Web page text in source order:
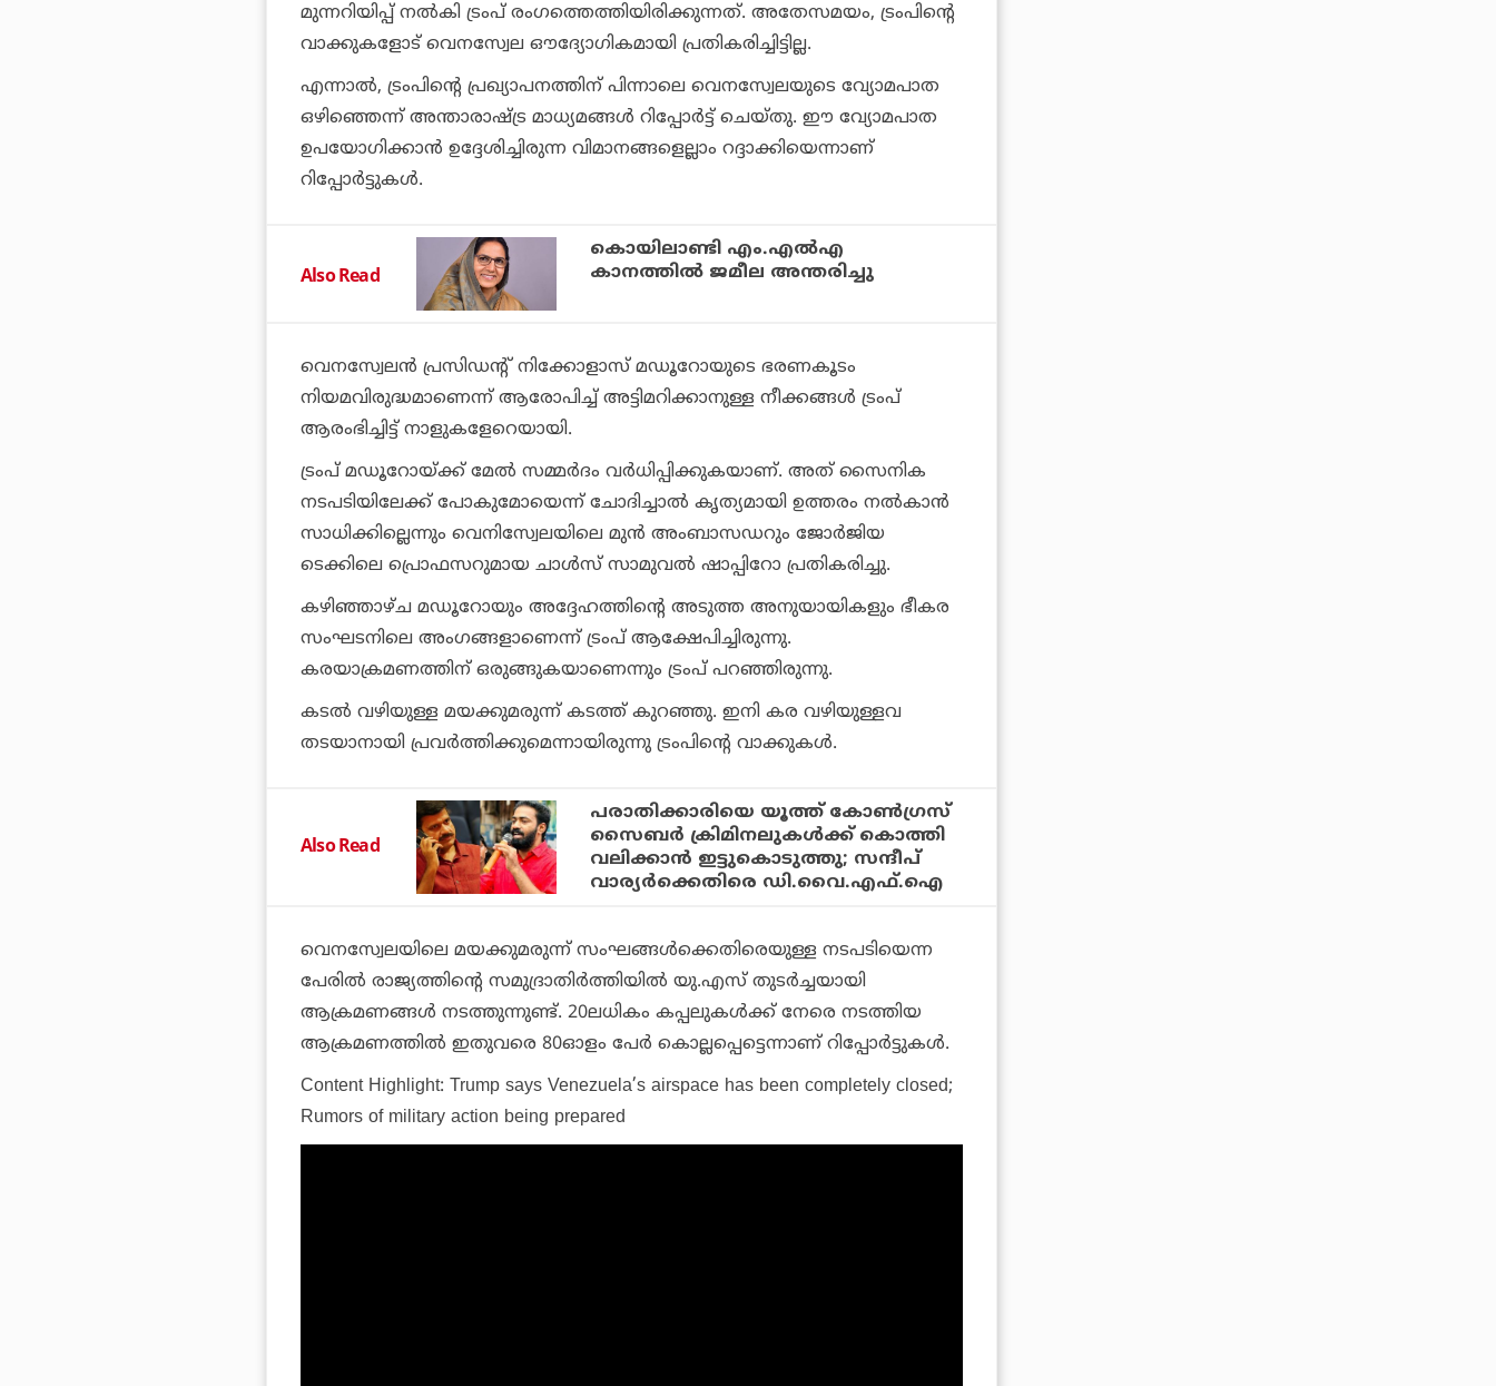
മുന്നറിയിപ്പ് നല്‍കി ട്രംപ് രംഗത്തെത്തിയിരിക്കുന്നത്. അതേസമയം, ട്രംപിന്റെ
വാക്കുകളോട് വെനസ്വേല ഔദ്യോഗികമായി പ്രതികരിച്ചിട്ടില്ല.
എന്നാല്‍, ട്രംപിന്റെ പ്രഖ്യാപനത്തിന് പിന്നാലെ വെനസ്വേലയുടെ വ്യോമപാത
ഒഴിഞ്ഞെന്ന് അന്താരാഷ്ട്ര മാധ്യമങ്ങള്‍ റിപ്പോര്‍ട്ട് ചെയ്തു. ഈ വ്യോമപാത
ഉപയോഗിക്കാന്‍ ഉദ്ദേശിച്ചിരുന്ന വിമാനങ്ങളെല്ലാം റദ്ദാക്കിയെന്നാണ്
റിപ്പോര്‍ട്ടുകള്‍.
Also Read
കൊയിലാണ്ടി എം.എല്‍എ
കാനത്തില്‍ ജമീല അന്തരിച്ചു
വെനസ്വേലന്‍ പ്രസിഡന്റ് നിക്കോളാസ് മഡൂറോയുടെ ഭരണകൂടം
നിയമവിരുദ്ധമാണെന്ന് ആരോപിച്ച് അട്ടിമറിക്കാനുള്ള നീക്കങ്ങള്‍ ട്രംപ്
ആരംഭിച്ചിട്ട് നാളുകളേറെയായി.
ട്രംപ് മഡൂറോയ്ക്ക് മേല്‍ സമ്മര്‍ദം വര്‍ധിപ്പിക്കുകയാണ്. അത് സൈനിക
നടപടിയിലേക്ക് പോകുമോയെന്ന് ചോദിച്ചാല്‍ കൃത്യമായി ഉത്തരം നല്‍കാന്‍
സാധിക്കില്ലെന്നും വെനിസ്വേലയിലെ മുന്‍ അംബാസഡറും ജോര്‍ജിയ
ടെക്കിലെ പ്രൊഫസറുമായ ചാള്‍സ് സാമുവല്‍ ഷാപ്പിറോ പ്രതികരിച്ചു.
കഴിഞ്ഞാഴ്ച മഡൂറോയും അദ്ദേഹത്തിന്റെ അടുത്ത അനുയായികളും ഭീകര
സംഘടനിലെ അംഗങ്ങളാണെന്ന് ട്രംപ് ആക്ഷേപിച്ചിരുന്നു.
കരയാക്രമണത്തിന് ഒരുങ്ങുകയാണെന്നും ട്രംപ് പറഞ്ഞിരുന്നു.
കടല്‍ വഴിയുള്ള മയക്കുമരുന്ന് കടത്ത് കുറഞ്ഞു. ഇനി കര വഴിയുള്ളവ
തടയാനായി പ്രവര്‍ത്തിക്കുമെന്നായിരുന്നു ട്രംപിന്റെ വാക്കുകള്‍.
Also Read
പരാതിക്കാരിയെ യൂത്ത് കോണ്‍ഗ്രസ്
സൈബര്‍ ക്രിമിനലുകള്‍ക്ക് കൊത്തി
വലിക്കാന്‍ ഇട്ടുകൊടുത്തു; സന്ദീപ്
വാര്യര്‍ക്കെതിരെ ഡി.വൈ.എഫ്.ഐ
വെനസ്വേലയിലെ മയക്കുമരുന്ന് സംഘങ്ങള്‍ക്കെതിരെയുള്ള നടപടിയെന്ന
പേരില്‍ രാജ്യത്തിന്റെ സമുദ്രാതിര്‍ത്തിയില്‍ യു.എസ് തുടര്‍ച്ചയായി
ആക്രമണങ്ങള്‍ നടത്തുന്നുണ്ട്. 20ലധികം കപ്പലുകള്‍ക്ക് നേരെ നടത്തിയ
ആക്രമണത്തില്‍ ഇതുവരെ 80ഓളം പേര്‍ കൊല്ലപ്പെട്ടെന്നാണ് റിപ്പോര്‍ട്ടുകള്‍.
Content Highlight: Trump says Venezuela’s airspace has been completely closed;
Rumors of military action being prepared